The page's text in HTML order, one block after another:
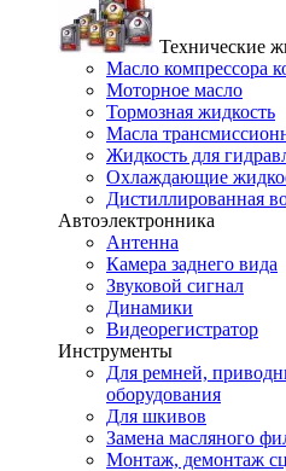
Технические
Масло компрессора
Моторное масло
Тормозная жидкость
Масла
Жидкость для
Охлаждающие
Дистиллированная
Автоэлектронника
Антенна
Камера заднего вида
Звуковой сигнал
Динамики
Видеорегистратор
Инструменты
Для ремней,
оборудования
Для шкивов
Замена масляного
Монтаж, демонтаж